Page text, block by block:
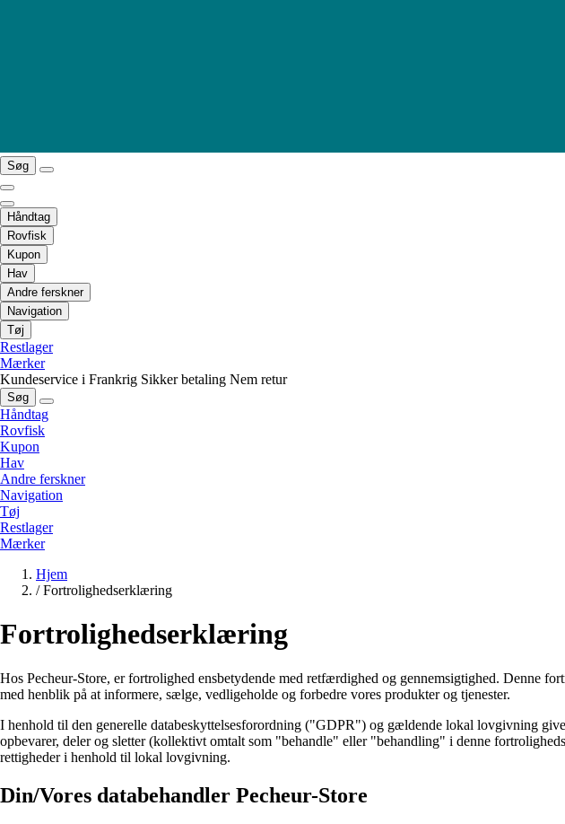
Søg
Håndtag
Rovfisk
Kupon
Hav
Andre ferskner
Navigation
Tøj
Restlager
Mærker
Kundeservice i Frankrig Sikker betaling Nem retur
Søg
Håndtag
Rovfisk
Kupon
Hav
Andre ferskner
Navigation
Tøj
Restlager
Mærker
Hjem
/ Fortrolighedserklæring
Fortrolighedserklæring
Hos Pecheur-Store, er fortrolighed ensbetydende med retfærdighed og gennemsigtighed. Denne
med henblik på at informere, sælge, vedligeholde og forbedre vores produkter og tjenester.
I henhold til den generelle databeskyttelsesforordning ("GDPR") og gældende lokal lovgivning
opbevarer, deler og sletter (kollektivt omtalt som "behandle" eller "behandling" i denne
rettigheder i henhold til lokal lovgivning.
Din/Vores databehandler Pecheur-Store